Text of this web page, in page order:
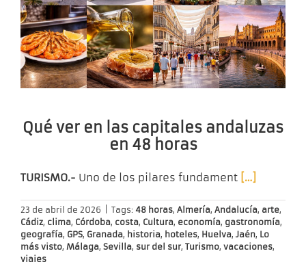
Qué ver en las capitales andaluzas
en 48 horas
TURISMO.- Uno de los pilares fundament […]
23 de abril de 2026 Tags: 48 horas, Almería, Andalucía, arte,
Cádiz, clima, Córdoba, costa, Cultura, economía, gastronomía,
geografía, GPS, Granada, historia, hoteles, Huelva, Jaén, Lo
más visto, Málaga, Sevilla, sur del sur, Turismo, vacaciones,
viajes